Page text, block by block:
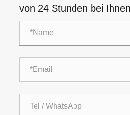
von 24 Stunden bei